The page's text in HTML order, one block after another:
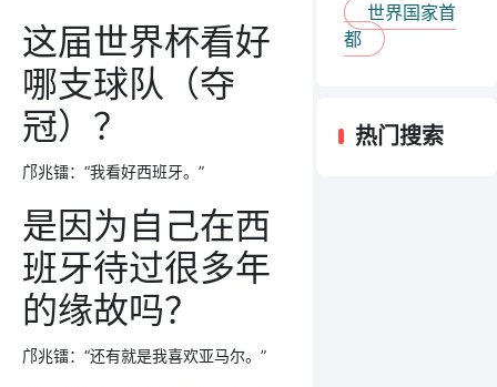
这届世界杯看好
哪支球队（夺
冠）？
邝兆镭：“我看好西班牙。”
是因为自己在西
班牙待过很多年
的缘故吗？
邝兆镭：“还有就是我喜欢亚马尔。”
世界国家首
都
热门搜索